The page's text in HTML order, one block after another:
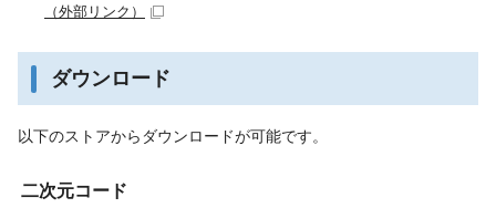
（外部リンク）
ダウンロード
以下のストアからダウンロードが可能です。
二次元コード